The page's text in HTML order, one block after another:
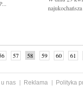
57 58 59 60
61
u nas Reklama
Polityka